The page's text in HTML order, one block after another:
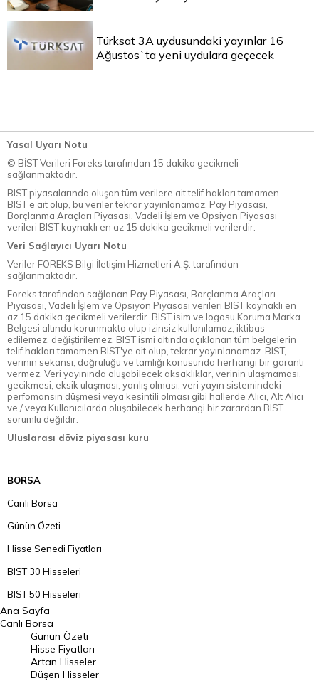
Türksat 3A uydusundaki yayınlar 16
Ağustos`ta yeni uydulara geçecek
Yasal Uyarı Notu
© BİST Verileri Foreks tarafından 15 dakika gecikmeli
sağlanmaktadır.
BIST piyasalarında oluşan tüm verilere ait telif hakları tamamen
BIST'e ait olup, bu veriler tekrar yayınlanamaz. Pay Piyasası,
Borçlanma Araçları Piyasası, Vadeli İşlem ve Opsiyon Piyasası
verileri BIST kaynaklı en az 15 dakika gecikmeli verilerdir.
Veri Sağlayıcı Uyarı Notu
Veriler FOREKS Bilgi İletişim Hizmetleri A.Ş. tarafından
sağlanmaktadır.
Foreks tarafından sağlanan Pay Piyasası, Borçlanma Araçları
Piyasası, Vadeli İşlem ve Opsiyon Piyasası verileri BIST kaynaklı en
az 15 dakika gecikmeli verilerdir. BIST isim ve logosu Koruma Marka
Belgesi altında korunmakta olup izinsiz kullanılamaz, iktibas
edilemez, değiştirilemez. BIST ismi altında açıklanan tüm belgelerin
telif hakları tamamen BIST'ye ait olup, tekrar yayınlanamaz. BIST,
verinin sekansı, doğruluğu ve tamlığı konusunda herhangi bir garanti
vermez. Veri yayınında oluşabilecek aksaklıklar, verinin ulaşmaması,
gecikmesi, eksik ulaşması, yanlış olması, veri yayın sistemindeki
perfomansın düşmesi veya kesintili olması gibi hallerde Alıcı, Alt Alıcı
ve / veya Kullanıcılarda oluşabilecek herhangi bir zarardan BIST
sorumlu değildir.
Uluslarası döviz piyasası kuru
BORSA
Canlı Borsa
Günün Özeti
Hisse Senedi Fiyatları
BIST 30 Hisseleri
BIST 50 Hisseleri
BIST 100 Hisseleri
En Çok Artan Hisseler
En Çok Düşen Hisseler
Ana Sayfa
Canlı Borsa
Günün Özeti
Hisse Fiyatları
Artan Hisseler
Düşen Hisseler